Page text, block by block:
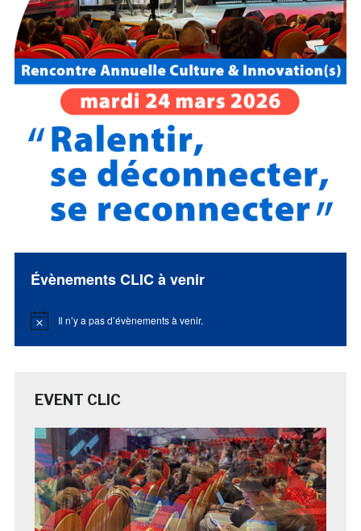
Évènements CLIC à venir
Notice Il n’y a pas d’évènements à venir.
EVENT CLIC